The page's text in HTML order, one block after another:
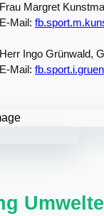
Frau Margret
E-Mail:
Herr Ingo Grünwald,
E-Mail: